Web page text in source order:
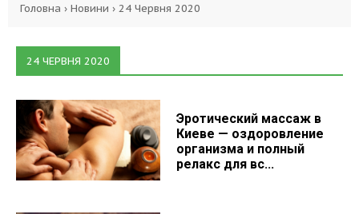
Головна › Новини › 24 Червня 2020
24 ЧЕРВНЯ 2020
Эротический массаж в
Киеве — оздоровление
организма и полный
релакс для вс...